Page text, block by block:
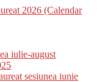
2026 (Calendar
iulie-august
sesiunea iunie